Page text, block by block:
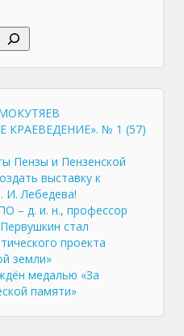
КРАЕВЕДЕНИЕ». № 1 (57)
Пензы и Пензенской
выставку к
И. Лебедева!
– д. и. н., профессор
стал
проекта
земли»
медалью «За
памяти»